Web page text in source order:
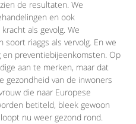
de resultaten. We
en ook
als gevolg. We
riaggs als vervolg. En we
en preventiebijeenkomsten. Op
aan te merken, maar dat
van de inwoners
die naar Europese
betiteld, bleek gewoon
nu weer gezond rond.